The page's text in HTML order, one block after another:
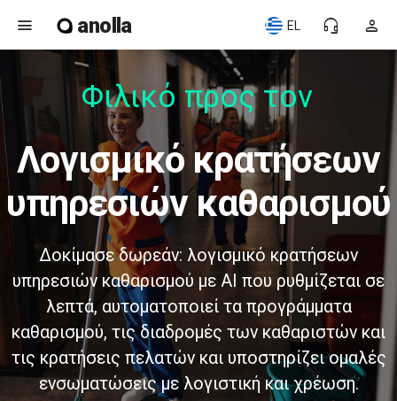
menu anolla person
headset_mic
EL
Φιλικό προς τον
λογισμικό κρατήσεων
υπηρεσιών καθαρισμού
Δοκίμασε δωρεάν: λογισμικό κρατήσεων
υπηρεσιών καθαρισμού με AI που ρυθμίζεται σε
λεπτά, αυτοματοποιεί τα προγράμματα
καθαρισμού, τις διαδρομές των καθαριστών και
τις κρατήσεις πελατών και υποστηρίζει ομαλές
ενσωματώσεις με λογιστική και χρέωση.